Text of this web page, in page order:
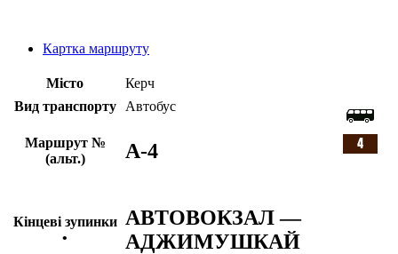
Картка маршруту
Місто
Керч
Вид транспорту
Автобус
Маршрут №
(альт.)
A-4
Кінцеві зупинки
•
АВТОВОКЗАЛ —
АДЖИМУШКАЙ